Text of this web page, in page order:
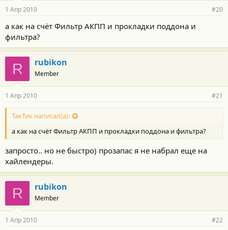
1 Апр 2010 #20
а как на счёт Фильтр АКПП и прокладки поддона и
фильтра?
R rubikon
Member
1 Апр 2010 #21
ТакТик написал(а):
а как на счёт Фильтр АКПП и прокладки поддона и фильтра?
запросто.. но не быстро) прозапас я не набрал еще на
хайлендеры.
R rubikon
Member
1 Апр 2010 #22